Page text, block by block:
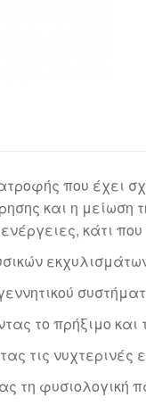
που έχει
και η
κάτι
το πρήξιμο
τις νυχτερινές
τη φυσιολογική